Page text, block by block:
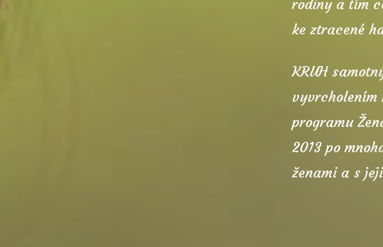
rodiny a tím
ke ztracené
KRUH
vyvrcholením
programu
2013 po
ženami a s